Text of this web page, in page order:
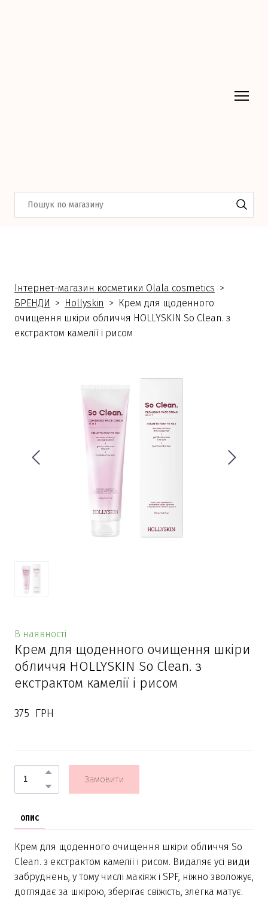
Інтернет-магазин косметики Olala cosmetics
БРЕНДИ
Hollyskin
Крем для щоденного
очищення шкіри обличчя HOLLYSKIN So Clean. з
екстрактом камелії і рисом
В наявності
Крем для щоденного очищення шкіри
обличчя HOLLYSKIN So Clean. з
екстрактом камелії і рисом
375  ГРН
Замовити
ОПИС
Крем для щоденного очищення шкіри обличчя So
Clean. з екстрактом камелії і рисом. Видаляє усі види
забруднень, у тому числі макіяж і SPF, ніжно зволожує,
доглядає за шкірою, зберігає свіжість, злегка матує.